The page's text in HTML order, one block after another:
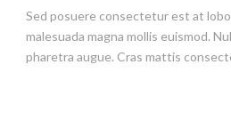
Sed posuere consectetur est at
malesuada magna mollis euismod.
pharetra augue. Cras mattis